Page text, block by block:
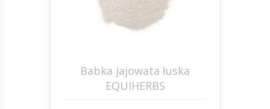
Babka jajowata łuska
EQUIHERBS